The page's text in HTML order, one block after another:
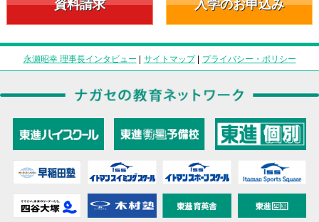
資料請求 入学のお申込み
永瀬昭幸 理事長インタビュー | サイトマップ| プライバシー・ポリシー